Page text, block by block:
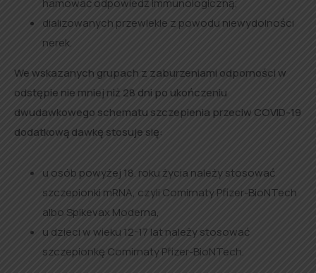
hamować odpowiedź immunologiczną;
dializowanych przewlekle z powodu niewydolności
nerek.
We wskazanych grupach z zaburzeniami odporności w
odstępie nie mniej niż 28 dni po ukończeniu
dwudawkowego schematu szczepienia przeciw COVID-19
dodatkową dawkę stosuje się:
u osób powyżej 18. roku życia należy stosować
szczepionki mRNA, czyli Comirnaty Pfizer-BioNTech
albo Spikevax Moderna,
u dzieci w wieku 12-17 lat należy stosować
szczepionkę Comirnaty Pfizer-BioNTech.